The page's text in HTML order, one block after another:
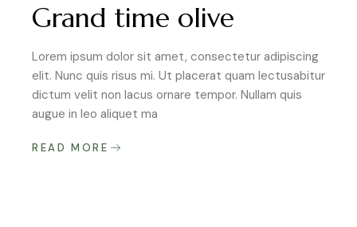
Grand time olive
Lorem ipsum dolor sit amet, consectetur adipiscing
elit. Nunc quis risus mi. Ut placerat quam lectusabitur
dictum velit non lacus ornare tempor. Nullam quis
augue in leo aliquet ma
READ MORE